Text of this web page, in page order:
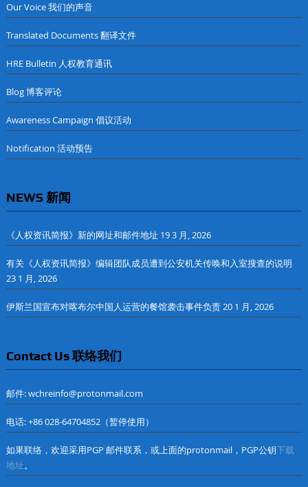
Our Voice 我们的声音
Translated Documents 翻译文件
HRE Bulletin 人权教育通讯
Blog 博客评论
Awareness Campaign 倡议活动
Notification 活动预告
NEWS 新闻
《人权资讯简报》新的网址和邮件地址 19 3 月, 2026
有关《人权资讯简报》编辑团队成员遭到公安机关传唤和入室搜查的说明
23 1 月, 2026
伊斯兰国宣布对喀布尔中国人运营的餐馆袭击事件负责20 1 月, 2026
Contact Us 联络我们
邮件: wchreinfo@protonmail.com
电话: +86 028-64704852（暂停使用）
如果联络，欢迎采用PGP 邮件联系，或上面的protonmail，PGP公钥下载
地址。